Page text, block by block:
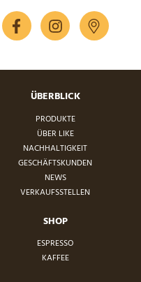
ÜBERBLICK
PRODUKTE
ÜBER LIKE
NACHHALTIGKEIT
GESCHÄFTSKUNDEN
NEWS
VERKAUFSSTELLEN
SHOP
ESPRESSO
KAFFEE